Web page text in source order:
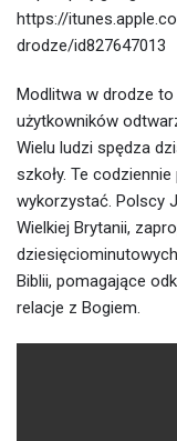
https://
drodze/id827647013
Modlitwa w drodze
użytkowników
Wielu ludzi spędza
szkoły. Te
wykorzystać. Polscy
Wielkiej Brytanii,
Biblii, pomagające
relacje z Bogiem.